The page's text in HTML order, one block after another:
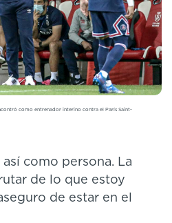
como entrenador interino contra el París Saint-
como persona. La
de lo que estoy
de estar en el